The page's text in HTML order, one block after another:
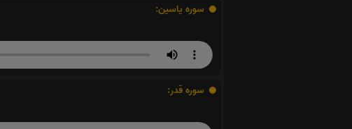
سوره یاسین:
سوره قدر: